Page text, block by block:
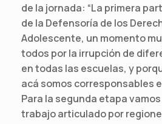
de la jornada: “La primera
de la Defensoría de los
Adolescente, un momento
todos por la irrupción de
en todas las escuelas, y
acá somos corresponsables
Para la segunda etapa
trabajo articulado por